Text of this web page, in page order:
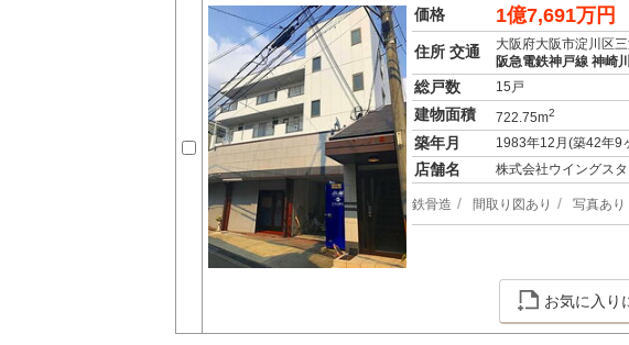
価格
1億7,691万円
住所 交通
大阪府大阪市淀川区
阪急電鉄神戸線 神崎
総戸数 15戸
建物面積 722.75m2
築年月 1983年12月(築42年9
店舗名 株式会社ウイングス
鉄骨造 間取り図あり 写真あり
お気に入り